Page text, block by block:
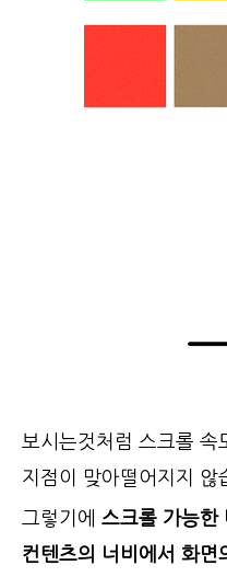
보시는것처럼 스크롤 속
지점이 맞아떨어지지 않
그렇기에 스크롤 가능한
컨텐츠의 너비에서 화면